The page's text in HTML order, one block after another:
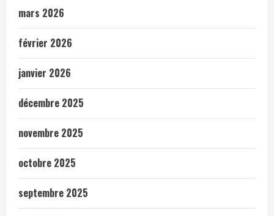
mars 2026
février 2026
janvier 2026
décembre 2025
novembre 2025
octobre 2025
septembre 2025